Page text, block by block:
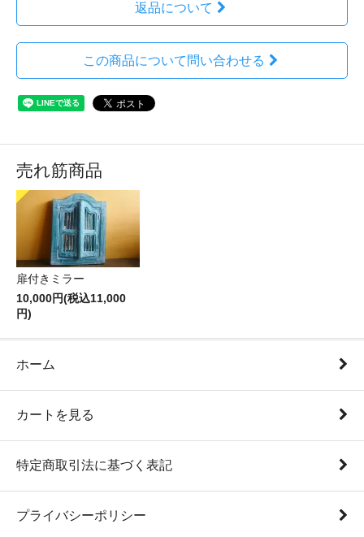
返品について
この商品について問い合わせる
売れ筋商品
扉付きミラー
10,000円(税込11,000
円)
ホーム
カートを見る
特定商取引法に基づく表記
プライバシーポリシー